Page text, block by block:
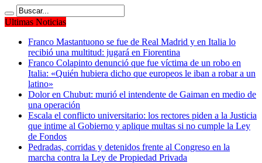
Ultimas Noticias
Franco Mastantuono se fue de Real Madrid y en Italia lo
recibió una multitud: jugará en Fiorentina
Franco Colapinto denunció que fue víctima de un robo en
Italia: «Quién hubiera dicho que europeos le iban a robar a un
latino»
Dolor en Chubut: murió el intendente de Gaiman en medio de
una operación
Escala el conflicto universitario: los rectores piden a la Justicia
que intime al Gobierno y aplique multas si no cumple la Ley
de Fondos
Pedradas, corridas y detenidos frente al Congreso en la
marcha contra la Ley de Propiedad Privada